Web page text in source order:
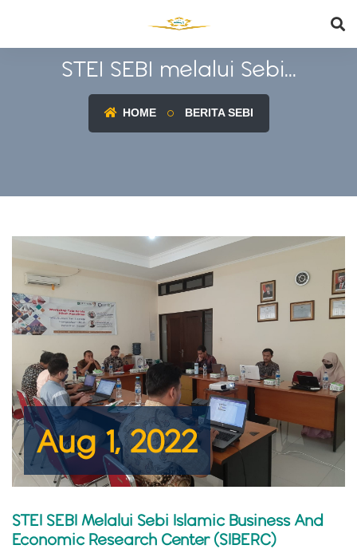
STEI SEBI melalui Sebi...
HOME BERITA SEBI
Aug 1, 2022
STEI SEBI Melalui Sebi Islamic Business And
Economic Research Center (SIBERC)